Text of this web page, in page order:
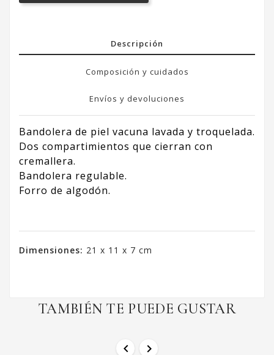
Descripción
Composición y cuidados
Envíos y devoluciones
Bandolera de piel vacuna lavada y troquelada.
Dos compartimientos que cierran con
cremallera.
Bandolera regulable.
Forro de algodón.
Dimensiones: 21 x 11 x 7 cm
TAMBIÉN TE PUEDE GUSTAR
 